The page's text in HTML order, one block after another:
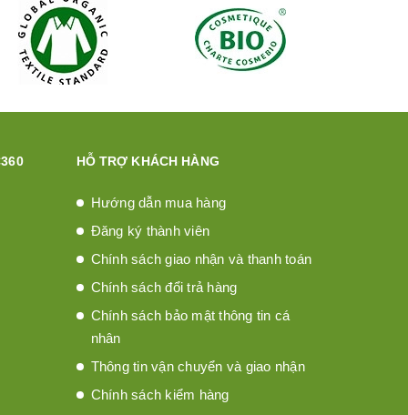
HỖ TRỢ KHÁCH HÀNG
Hướng dẫn mua hàng
Đăng ký thành viên
Chính sách giao nhận và thanh toán
Chính sách đổi trả hàng
Chính sách bảo mật thông tin cá
nhân
Thông tin vận chuyển và giao nhận
Chính sách kiểm hàng